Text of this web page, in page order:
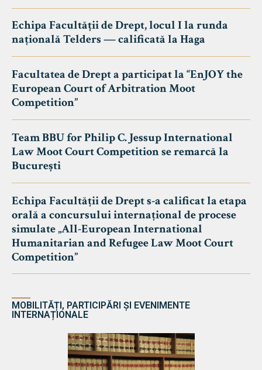
Echipa Facultății de Drept, locul I la runda
națională Telders — calificată la Haga
Facultatea de Drept a participat la “EnJOY the
European Court of Arbitration Moot
Competition”
Team BBU for Philip C. Jessup International
Law Moot Court Competition se remarcă la
București
Echipa Facultății de Drept s-a calificat la etapa
orală a concursului internațional de procese
simulate „All-European International
Humanitarian and Refugee Law Moot Court
Competition”
MOBILITĂȚI, PARTICIPĂRI ȘI EVENIMENTE
INTERNAȚIONALE